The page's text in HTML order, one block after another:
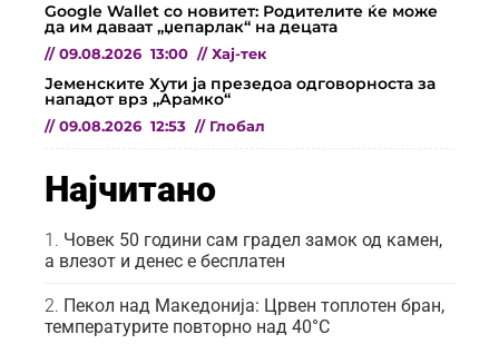
Google Wallet со новитет: Родителите ќе може
да им даваат „џепарлак“ на децата
// 09.08.2026 13:00 // Хај-тек
Јеменските Хути ја презедоа одговорноста за
нападот врз „Арамко“
// 09.08.2026 12:53 // Глобал
Најчитано
Човек 50 години сам градел замок од камен,
а влезот и денес е бесплатен
Пекол над Македонија: Црвен топлотен бран,
температурите повторно над 40°C